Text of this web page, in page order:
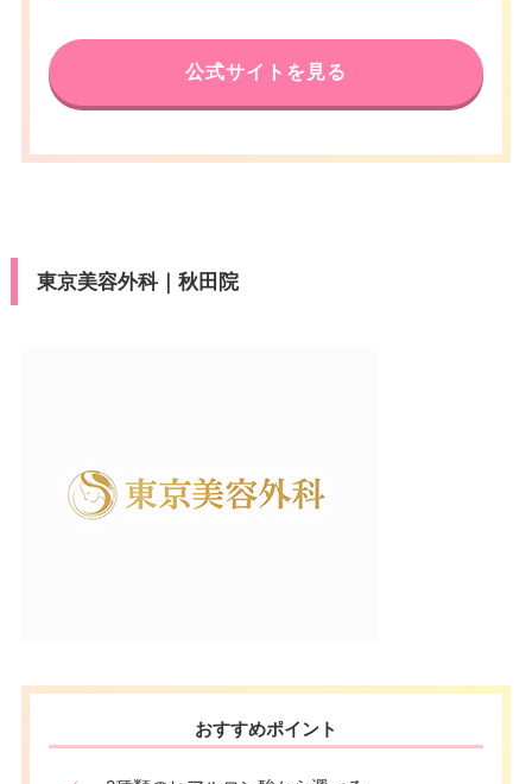
公式サイトを見る
東京美容外科｜秋田院
おすすめポイント